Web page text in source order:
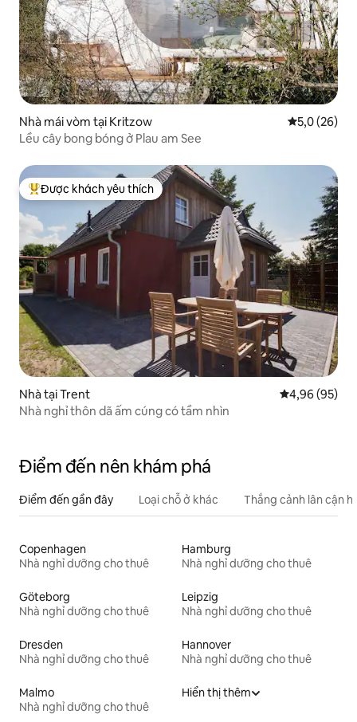
Nhà mái vòm tại Kritzow Xếp hạng
5,0 (26)
Lều cây bong bóng ở Plau am See
Được khách yêu thích nhất
Được khách yêu thích
Nhà tại Trent Xếp hạng
4,96 (95)
Nhà nghỉ thôn dã ấm cúng có tầm nhìn
Điểm đến nên khám phá
Điểm đến gần đây Loại chỗ ở khác Thắng cảnh lân cận
Copenhagen
Nhà nghỉ dưỡng cho thuê
Hamburg
Nhà nghỉ dưỡng cho thuê
Göteborg
Nhà nghỉ dưỡng cho thuê
Leipzig
Nhà nghỉ dưỡng cho thuê
Dresden
Nhà nghỉ dưỡng cho thuê
Hannover
Nhà nghỉ dưỡng cho thuê
Malmo
Nhà nghỉ dưỡng cho thuê
Hiển thị thêm